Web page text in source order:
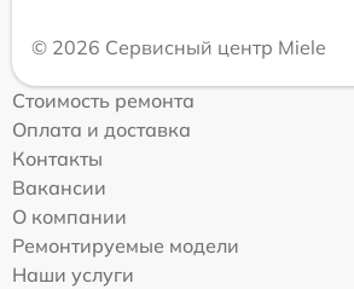
© 2026 Сервисный центр Miele
Стоимость ремонта
Оплата и доставка
Контакты
Вакансии
О компании
Ремонтируемые модели
Наши услуги